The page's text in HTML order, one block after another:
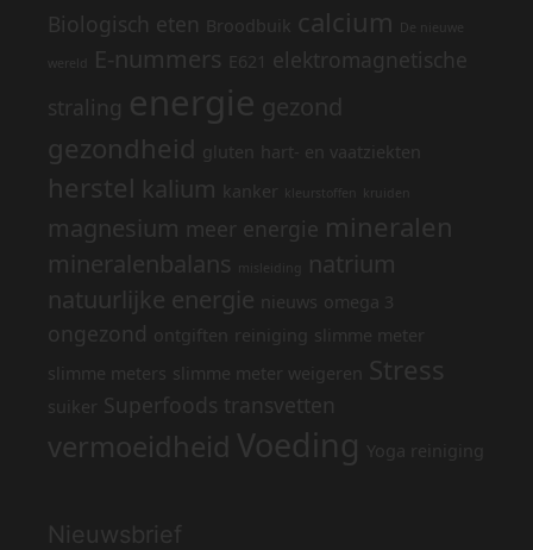
Biologisch eten Broodbuik calcium De nieuwe
E-nummers E621 elektromagnetische
straling energie gezond
gezondheid gluten hart- en vaatziekten
herstel kalium kanker kleurstoffen kruiden
magnesium meer energie mineralen
mineralenbalans misleiding
natrium
natuurlijke energie
nieuws omega 3
ongezond ontgiften reiniging
slimme meter
slimme meters slimme meter weigeren Stress
suiker Superfoods transvetten
vermoeidheid Voeding Yoga reiniging
Nieuwsbrief